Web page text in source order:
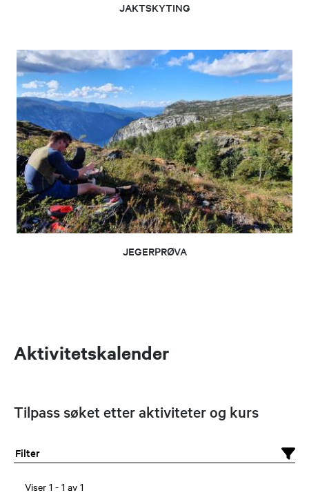
JAKTSKYTING
JEGERPRØVA
Aktivitetskalender
Tilpass søket etter aktiviteter og kurs
Filter
Viser 1 - 1 av 1